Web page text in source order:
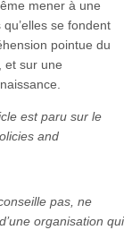
mener à une
se fondent
pointue du
et sur une
est paru sur le
and
pas, ne
organisation qui